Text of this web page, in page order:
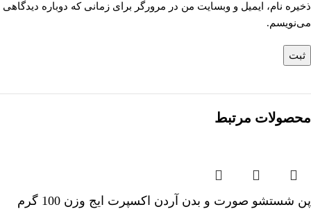
ذخیره نام، ایمیل و وبسایت من در مرورگر برای زمانی که دوباره دیدگاهی
می‌نویسم.
محصولات مرتبط
پن شستشو صورت و بدن آردن اکسپرت ایج وزن 100 گرم